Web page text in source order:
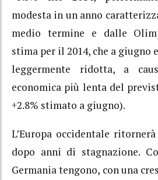
modesta in un anno
medio termine e dalle
stima per il 2014, che a giugno
leggermente ridotta, a
economica più lenta del
+2.8% stimato a giugno).
L’Europa occidentale
dopo anni di stagnazione.
Germania tengono, con una